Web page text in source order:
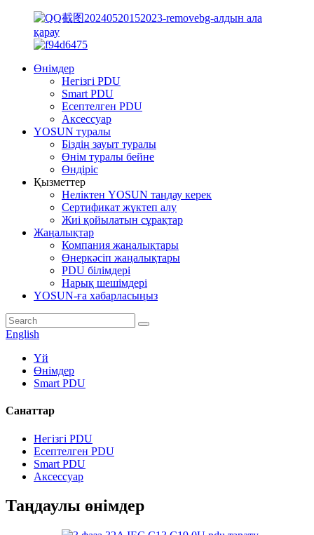
Өнімдер
Негізгі PDU
Smart PDU
Есептелген PDU
Аксессуар
YOSUN туралы
Біздің зауыт туралы
Өнім туралы бейне
Өндіріс
Қызметтер
Неліктен YOSUN таңдау керек
Сертификат жүктеп алу
Жиі қойылатын сұрақтар
Жаңалықтар
Компания жаңалықтары
Өнеркәсіп жаңалықтары
PDU білімдері
Нарық шешімдері
YOSUN-ға хабарласыңыз
English
Үй
Өнімдер
Smart PDU
Санаттар
Негізгі PDU
Есептелген PDU
Smart PDU
Аксессуар
Таңдаулы өнімдер